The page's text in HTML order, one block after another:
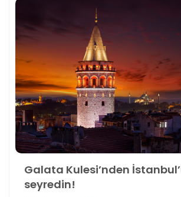
Galata Kulesi’nden
seyredin!